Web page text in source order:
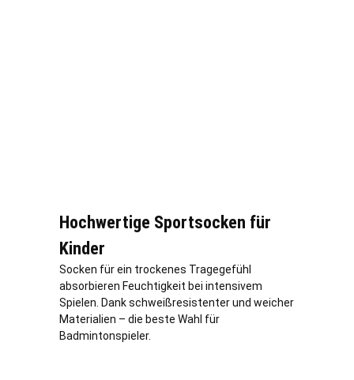
Hochwertige Sportsocken für
Kinder
Socken für ein trockenes Tragegefühl
absorbieren Feuchtigkeit bei intensivem
Spielen. Dank schweißresistenter und weicher
Materialien – die beste Wahl für
Badmintonspieler.